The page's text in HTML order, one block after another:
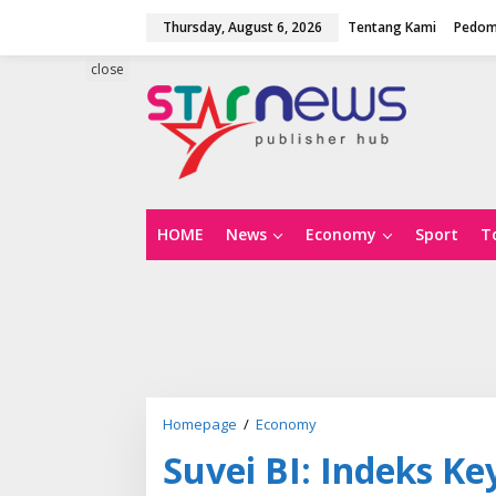
Thursday, August 6, 2026 Tentang Kami
HOME News Economy Sport
close
Homepage / Economy
v
e
Suvei BI: Indeks